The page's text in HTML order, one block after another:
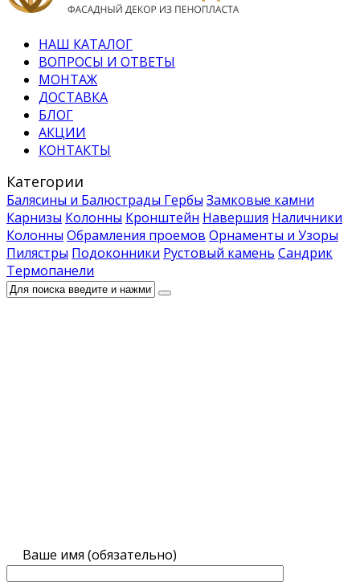
НАШ КАТАЛОГ
ВОПРОСЫ И ОТВЕТЫ
МОНТАЖ
ДОСТАВКА
БЛОГ
АКЦИИ
КОНТАКТЫ
Категории
Балясины и Балюстрады Гербы Замковые камни
Карнизы Колонны Кронштейн Навершия Наличники
Колонны Обрамления проемов Орнаменты и Узоры
Пилястры Подоконники Рустовый камень Сандрик
Термопанели
Ваше имя (обязательно)